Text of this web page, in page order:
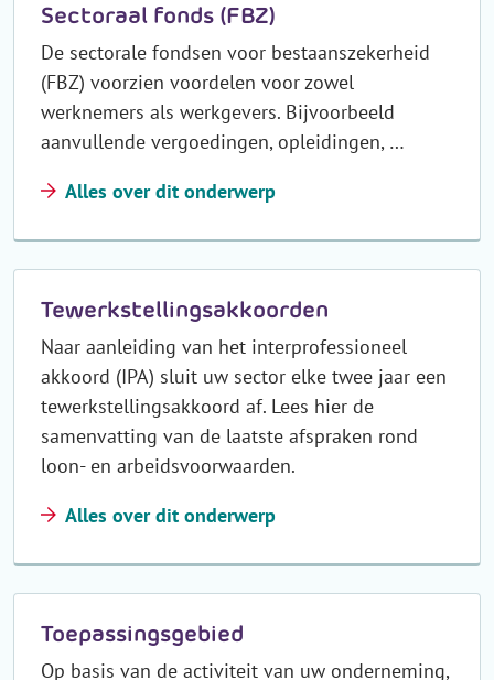
Sectoraal fonds (FBZ)
De sectorale fondsen voor bestaanszekerheid
(FBZ) voorzien voordelen voor zowel
werknemers als werkgevers. Bijvoorbeeld
aanvullende vergoedingen, opleidingen, …
Alles over dit onderwerp
Tewerkstellingsakkoorden
Naar aanleiding van het interprofessioneel
akkoord (IPA) sluit uw sector elke twee jaar een
tewerkstellingsakkoord af. Lees hier de
samenvatting van de laatste afspraken rond
loon- en arbeidsvoorwaarden.
Alles over dit onderwerp
Toepassingsgebied
Op basis van de activiteit van uw onderneming,